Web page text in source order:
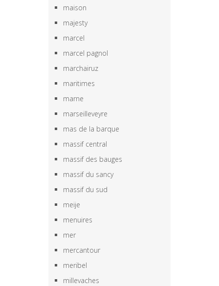
maison
majesty
marcel
marcel pagnol
marchairuz
maritimes
marne
marseilleveyre
mas de la barque
massif central
massif des bauges
massif du sancy
massif du sud
meije
menuires
mer
mercantour
meribel
millevaches